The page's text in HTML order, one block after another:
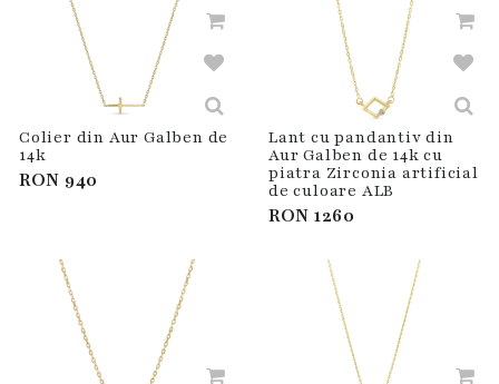
Colier din Aur Galben de
14k
RON 940
Lant cu pandantiv din
Aur Galben de 14k cu
piatra Zirconia artificial
de culoare ALB
RON1260